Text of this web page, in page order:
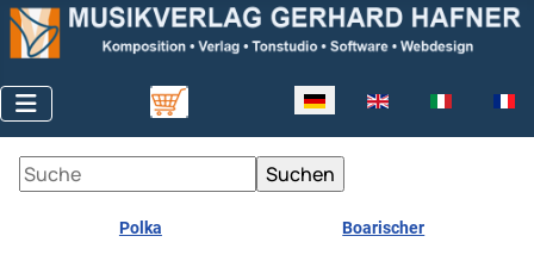
Sprache auswählen
Polka Boarischer